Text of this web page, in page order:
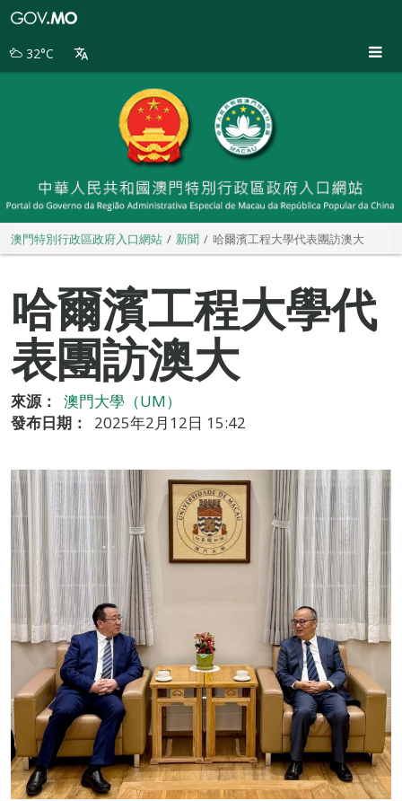
別
32°C
澳門特別行政區政府入口網站 新聞 哈爾濱工程大學代表團訪澳大
哈爾濱工程大學代
表團訪澳大
來源：
澳門大學（UM）
發布日期：
2025年2月12日 15:42